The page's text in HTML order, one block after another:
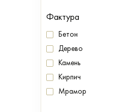
Фактура
Бетон
Дерево
Камень
Кирпич
Мрамор